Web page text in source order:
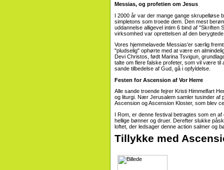
Messias, og profetien om Jesus
I 2000 år var der mange gange
simpletons som troede dem. Den mest
uddannelse alligevel intim 6 bind af "Skriften
virksomhed var oprettelsen af ​​den
Vores hjemmelavede Messias'er særlig
"pludselig" ophørte med at være en
Devi Christos, født Marina Tsvigun,
talte om flere falske profeter, som vil være
sande tilbedelse af Gud, gå i opfyldelse.
Festen for Ascension af Vor Herre
Alle sande troende fejrer Kristi Himmelfart
og liturgi. Nær Jerusalem samler tusinder af
Ascension og Ascension Kloster, som blev
I Rom, er denne festival betragtes som en
hellige bønner og druer. Derefter slukke
loftet, der ledsager denne action salmer og
Tillykke med